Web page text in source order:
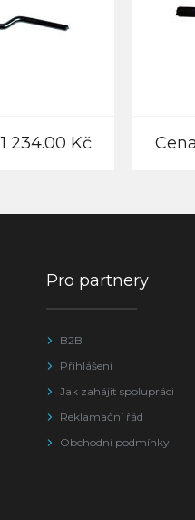
1 234.00 Kč Cena
Pro partnery
B2B
Přihlášení
Jak zahájit spolupráci
Reklamační řád
Obchodní podmínky